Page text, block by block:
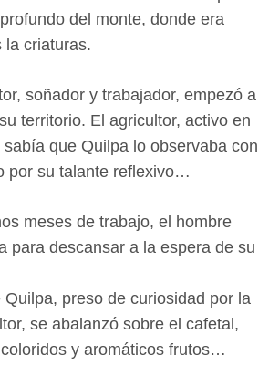
del monte, donde era
la criaturas.
soñador y trabajador, empezó a
territorio. El agricultor, activo en
que Quilpa lo observaba con
por su talante reflexivo…
meses de trabajo, el hombre
para descansar a la espera de su
preso de curiosidad por la
se abalanzó sobre el cafetal,
y aromáticos frutos…